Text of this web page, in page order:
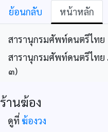
ย้อนกลับ หน้าหลัก
สารานุกรมศัพท์ดนตรีไทย
สารานุกรมศัพท์ดนตรีไท
๓)
ร้านฆ้อง
ดูที่ ฆ้องวง